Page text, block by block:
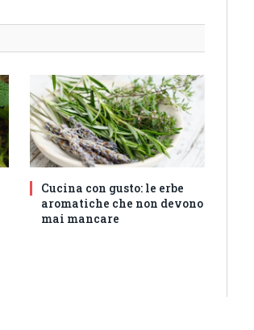
Cucina con gusto: le erbe
aromatiche che non devono
mai mancare